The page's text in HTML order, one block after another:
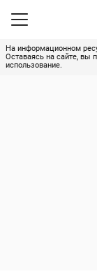
На информационном
Оставаясь на сайте, вы
использование.